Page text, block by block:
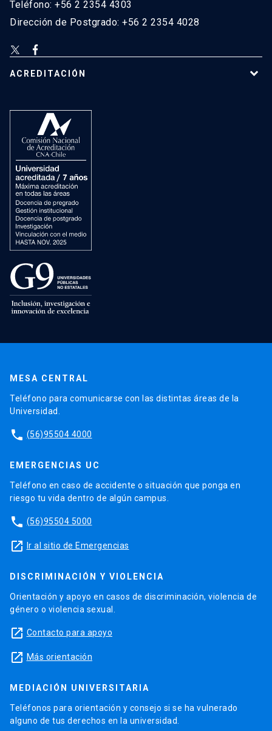
Teléfono: +56 2 2354 4303
Dirección de Postgrado: +56 2 2354 4028
ACREDITACIÓN
MESA CENTRAL
Teléfono para comunicarse con las distintas áreas de la
Universidad.
phone (56)95504 4000
EMERGENCIAS UC
Teléfono en caso de accidente o situación que ponga en
riesgo tu vida dentro de algún campus.
phone (56)95504 5000
launch Ir al sitio de Emergencias
DISCRIMINACIÓN Y VIOLENCIA
Orientación y apoyo en casos de discriminación, violencia de
género o violencia sexual.
launch Contacto para apoyo
launch Más orientación
MEDIACIÓN UNIVERSITARIA
Teléfonos para orientación y consejo si se ha vulnerado
alguno de tus derechos en la universidad.